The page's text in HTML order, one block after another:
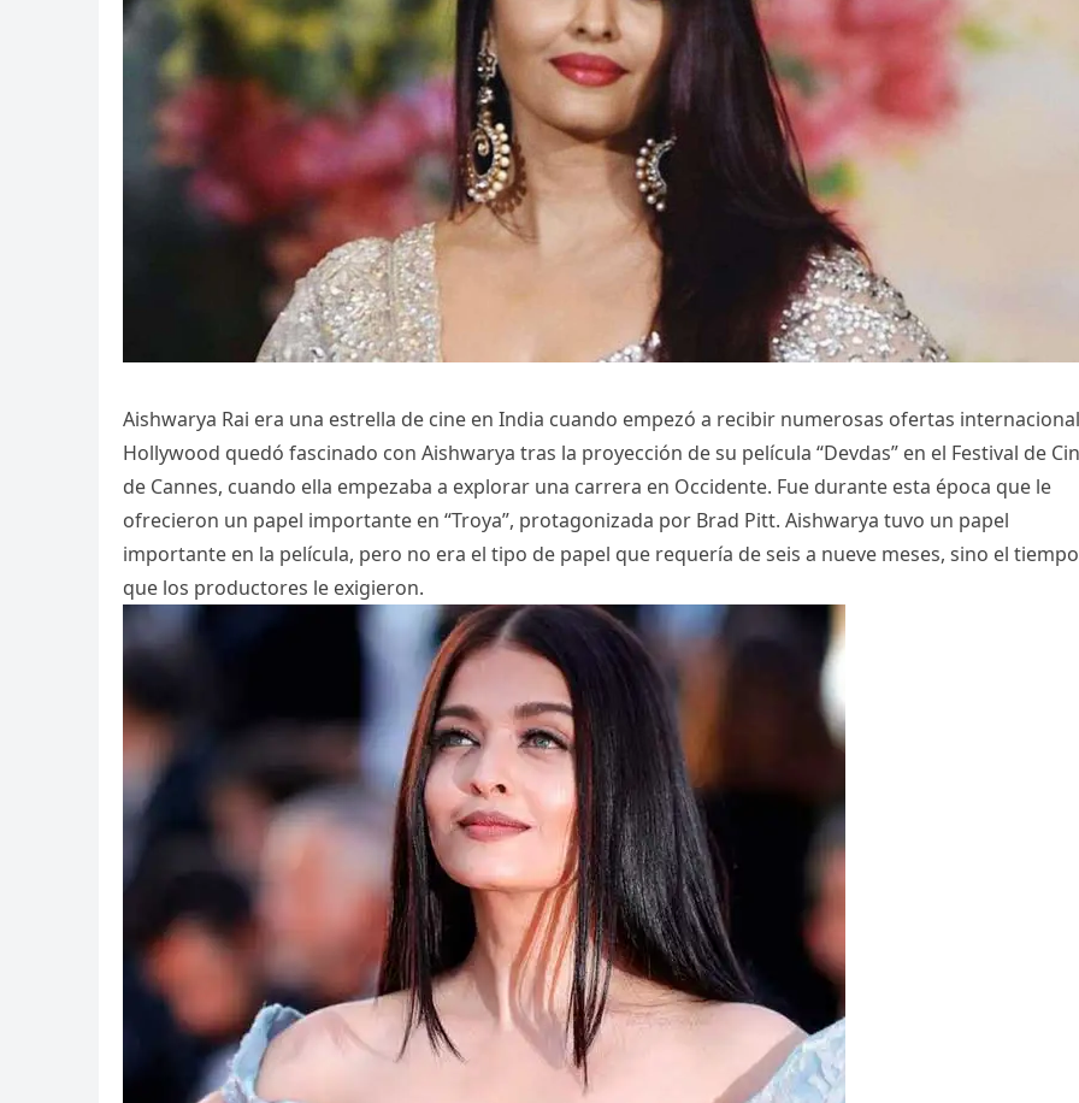
Aishwarya Rai era una estrella de cine en India cuando empezó a recibir numerosas ofertas
Hollywood quedó fascinado con Aishwarya tras la proyección de su película “Devdas” en el Festival de
de Cannes, cuando ella empezaba a explorar una carrera en Occidente. Fue durante esta época que le
ofrecieron un papel importante en “Troya”, protagonizada por Brad Pitt. Aishwarya tuvo un papel
importante en la película, pero no era el tipo de papel que requería de seis a nueve meses, sino el tiempo
que los productores le exigieron.